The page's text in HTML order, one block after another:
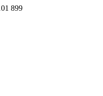
899